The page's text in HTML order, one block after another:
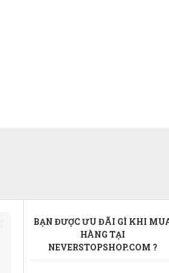
BẠN ĐƯỢC ƯU ĐÃI GÌ KHI
HÀNG TẠI
NEVERSTOPSHOP.COM ?